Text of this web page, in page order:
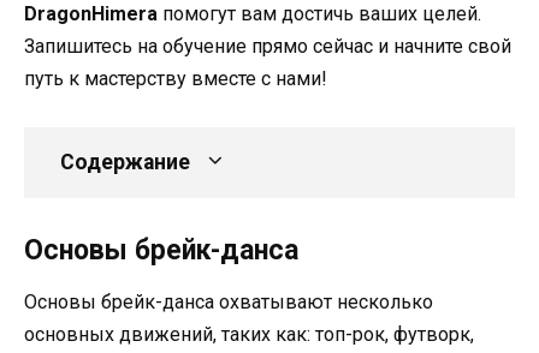
DragonHimera помогут вам достичь ваших целей.
Запишитесь на обучение прямо сейчас и начните свой
путь к мастерству вместе с нами!
Содержание
Основы брейк-данса
Основы брейк-данса охватывают несколько
основных движений, таких как: топ-рок, футворк,